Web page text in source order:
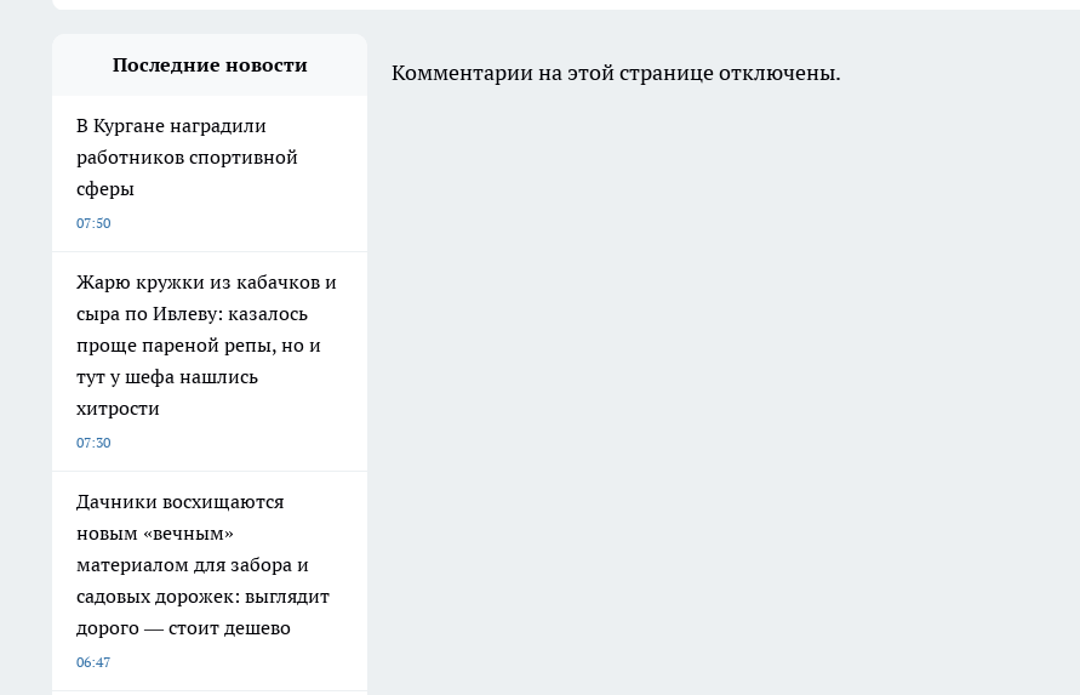
Последние новости
В Кургане наградили
работников спортивной
сферы
07:50
Жарю кружки из кабачков и
сыра по Ивлеву: казалось
проще пареной репы, но и
тут у шефа нашлись
хитрости
07:30
Дачники восхищаются
новым «вечным»
материалом для забора и
садовых дорожек: выглядит
дорого — стоит дешево
06:47
Комментарии на этой странице отключены.